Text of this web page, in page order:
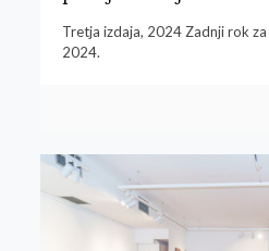
Tretja izdaja, 2024 Zadnji rok
2024.